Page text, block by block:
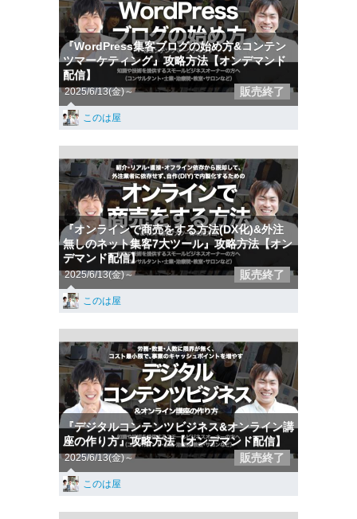
『WordPress集客ブログの始め方&コンテン
ツマーケティング』攻略方法【オンデマンド
配信】
2025/6/13(金)～ 販売終了
このは屋
『オンラインで商売をする方法(DX化)&外注
無しのネット集客7大ツール』攻略方法【オン
デマンド配信】
2025/6/13(金)～ 販売終了
このは屋
『デジタルコンテンツビジネス&オンライン講
座の作り方』攻略方法【オンデマンド配信】
2025/6/13(金)～ 販売終了
このは屋